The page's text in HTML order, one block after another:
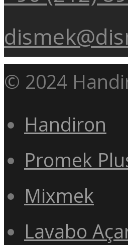
© 2024
Handiron
Promek
Mixmek
Lavabo